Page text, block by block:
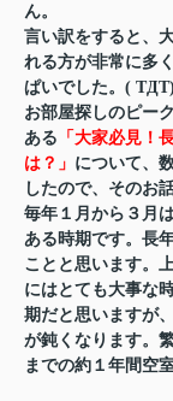
ん。
言い訳をすると、
れる方が非常に多
ぱいでした。( TДT)
お部屋探しのピー
ある 「大家必見！
は？」 について、
したので、そのお
毎年１月から３月
ある時期です。長
ことと思います。
にはとても大事な
期だと思いますが
が鈍くなります。
までの約１年間空